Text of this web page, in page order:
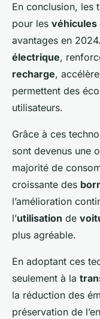
En conclusion, les
pour les véhicules
avantages en
électrique,
recharge,
permettent des
utilisateurs.
Grâce à ces
sont devenus une
majorité de
croissante des
l’amélioration
l’utilisation de
plus agréable.
En adoptant ces
seulement à la
la réduction des
préservation de